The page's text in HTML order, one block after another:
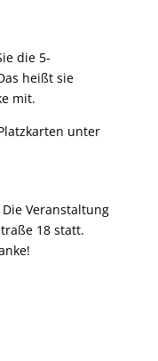
die 5-
heißt sie
mit.
unter
Veranstaltung
18 statt.